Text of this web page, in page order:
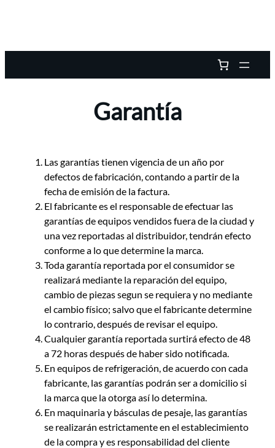
Garantía
Las garantías tienen vigencia de un año por
defectos de fabricación, contando a partir de la
fecha de emisión de la factura.
El fabricante es el responsable de efectuar las
garantías de equipos vendidos fuera de la ciudad y
una vez reportadas al distribuidor, tendrán efecto
conforme a lo que determine la marca.
Toda garantía reportada por el consumidor se
realizará mediante la reparación del equipo,
cambio de piezas segun se requiera y no mediante
el cambio físico; salvo que el fabricante determine
lo contrario, después de revisar el equipo.
Cualquier garantía reportada surtirá efecto de 48
a 72 horas después de haber sido notificada.
En equipos de refrigeración, de acuerdo con cada
fabricante, las garantías podrán ser a domicilio si
la marca que la otorga así lo determina.
En maquinaria y básculas de pesaje, las garantías
se realizarán estrictamente en el establecimiento
de la compra y es responsabilidad del cliente